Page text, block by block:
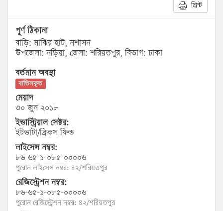
প্রিন্ট
পূর্ণ ঠিকানা
বাড়ি: মাঝির হাট, নশাসন
উপজেলা: নড়িয়া, জেলা: শরিয়তপুর, বিভাগ: ঢাকা
বর্তমান অবস্থা
বাতিলকৃত
মেয়াদ
৩০ জুন ২০১৮
ইন্ডাস্ট্রিয়াল সেক্টর:
ইটভাটা/ব্রিকস ফিল্ড
লাইসেন্স নম্বর:
৮৬-৬৫-১-০৮৫-০০০০৬
পুরোন লাইসেন্স নম্বর: ৪২/শরিয়তপুর
রেজিস্ট্রেশন নম্বর:
৮৬-৬৫-১-০৮৫-০০০০৬
পুরোন রেজিস্ট্রেশন নম্বর: ৪২/শরিয়তপুর